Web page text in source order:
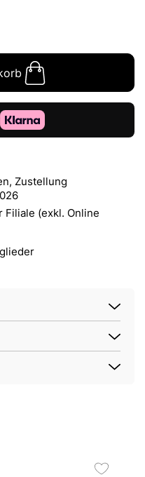
Zustellung
Filiale (exkl. Online